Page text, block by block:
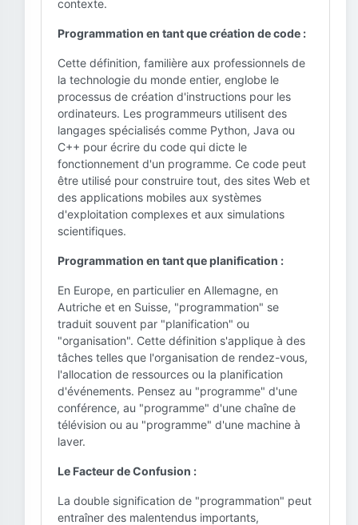
contexte.
Programmation en tant que création de code :
Cette définition, familière aux professionnels de
la technologie du monde entier, englobe le
processus de création d'instructions pour les
ordinateurs. Les programmeurs utilisent des
langages spécialisés comme Python, Java ou
C++ pour écrire du code qui dicte le
fonctionnement d'un programme. Ce code peut
être utilisé pour construire tout, des sites Web et
des applications mobiles aux systèmes
d'exploitation complexes et aux simulations
scientifiques.
Programmation en tant que planification :
En Europe, en particulier en Allemagne, en
Autriche et en Suisse, "programmation" se
traduit souvent par "planification" ou
"organisation". Cette définition s'applique à des
tâches telles que l'organisation de rendez-vous,
l'allocation de ressources ou la planification
d'événements. Pensez au "programme" d'une
conférence, au "programme" d'une chaîne de
télévision ou au "programme" d'une machine à
laver.
Le Facteur de Confusion :
La double signification de "programmation" peut
entraîner des malentendus importants,